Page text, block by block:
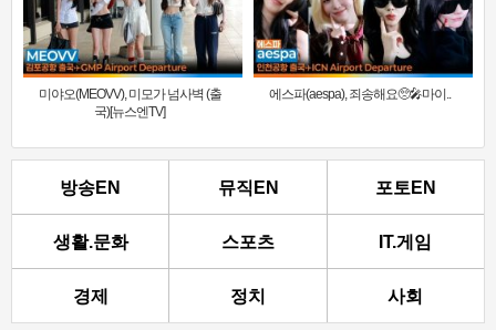
미야오(MEOVV), 미모가 넘사벽 (출
국)[뉴스엔TV]
에스파(aespa), 죄송해요🥺🎤마이..
방송EN 뮤직EN 포토EN
생활.문화 스포츠 IT.게임
경제 정치 사회